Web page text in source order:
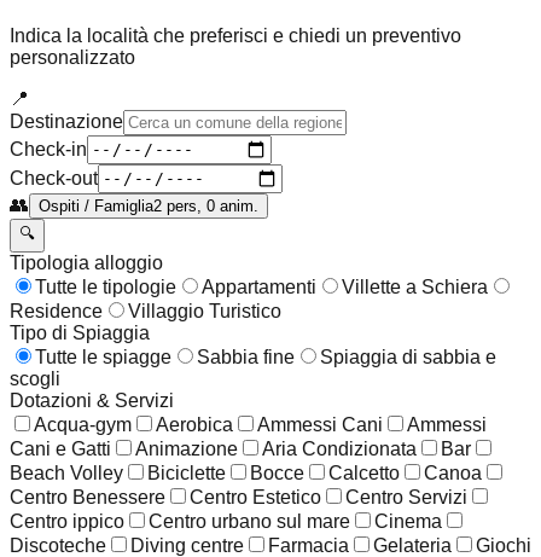
Indica la località che preferisci e chiedi un preventivo
personalizzato
📍
Destinazione
Check-in
Check-out
👥 Ospiti / Famiglia2 pers, 0 anim.
🔍
Tipologia alloggio
Tutte le tipologie
Appartamenti
Villette a Schiera
Residence
Villaggio Turistico
Tipo di Spiaggia
Tutte le spiagge
Sabbia fine
Spiaggia di sabbia e
scogli
Dotazioni & Servizi
Acqua-gym
Aerobica Ammessi Cani
Ammessi
Cani e Gatti
Animazione Aria Condizionata
Bar
Beach Volley
Biciclette Bocce Calcetto
Canoa
Centro Benessere
Centro Estetico
Centro Servizi
Centro ippico
Centro urbano sul mare
Cinema
Discoteche
Diving centre Farmacia Gelateria
Giochi